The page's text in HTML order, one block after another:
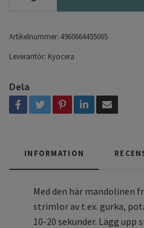
Artikelnummer: 4960664455065
Leverantör: Kyocera
Dela
INFORMATION
Med den här mandolinen
strimlor av t.ex. gurka,
10-20 sekunder. Lägg